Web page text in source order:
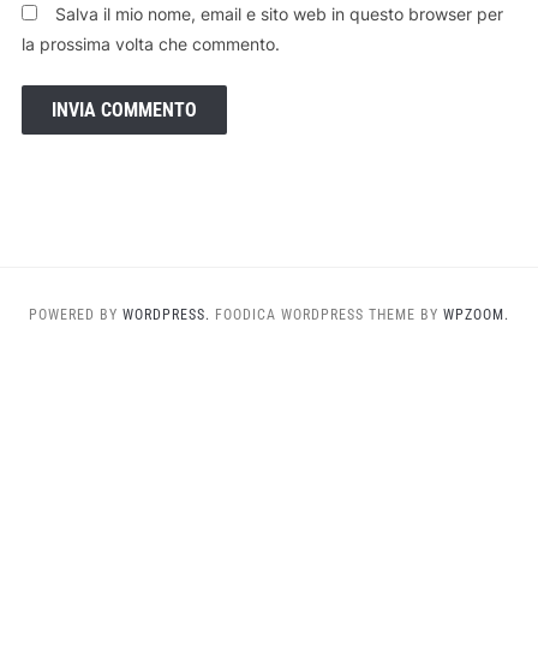
Salva il mio nome, email e sito web in questo browser per
la prossima volta che commento.
POWERED BY WORDPRESS. FOODICA WORDPRESS THEME BY WPZOOM.